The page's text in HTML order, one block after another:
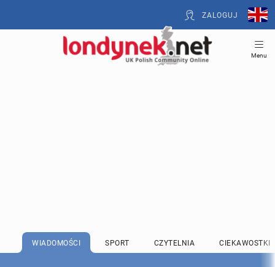
ZALOGUJ
Menu
WIADOMOŚCI SPORT CZYTELNIA CIEKAWOSTKI